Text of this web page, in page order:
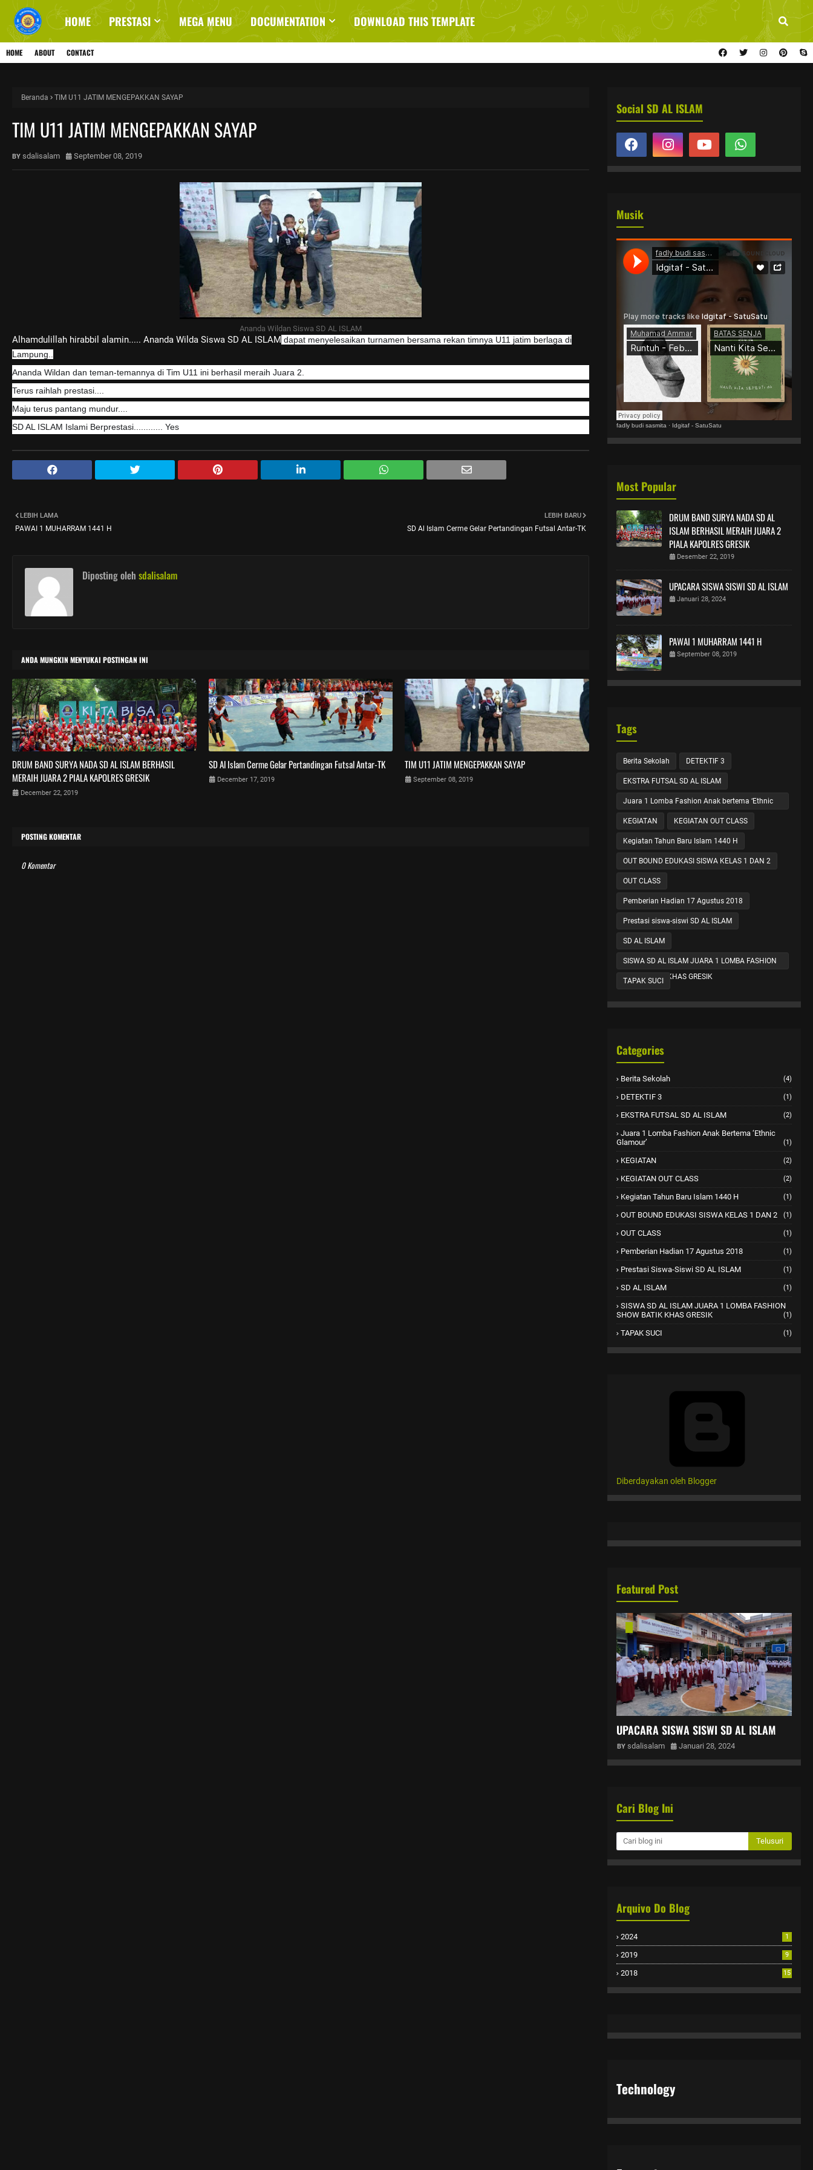
HOME PRESTASI MEGA MENU DOCUMENTATION DOWNLOAD THIS TEMPLATE
HOME ABOUT CONTACT
Beranda TIM U11 JATIM MENGEPAKKAN SAYAP
TIM U11 JATIM MENGEPAKKAN SAYAP
sdalisalam September 08, 2019
Ananda Wildan Siswa SD AL ISLAM
Alhamdulillah hirabbil alamin..... Ananda Wilda Siswa SD AL ISLAM dapat menyelesaikan turnamen bersama rekan timnya U11 jatim berlaga di
Lampung..
Ananda Wildan dan teman-temannya di Tim U11 ini berhasil meraih Juara 2.
Terus raihlah prestasi....
Maju terus pantang mundur....
SD AL ISLAM Islami Berprestasi............ Yes
LEBIH BARU
SD Al Islam Cerme Gelar Pertandingan Futsal Antar-TK
LEBIH LAMA
PAWAI 1 MUHARRAM 1441 H
Diposting oleh sdalisalam
ANDA MUNGKIN MENYUKAI POSTINGAN INI
DRUM BAND SURYA NADA SD AL ISLAM BERHASIL
MERAIH JUARA 2 PIALA KAPOLRES GRESIK
December 22, 2019
SD Al Islam Cerme Gelar Pertandingan Futsal Antar-TK
December 17, 2019
TIM U11 JATIM MENGEPAKKAN SAYAP
September 08, 2019
POSTING KOMENTAR
0 Komentar
Social SD AL ISLAM
Musik
fadly budi sasmita · Idgitaf - SatuSatu
Most Popular
DRUM BAND SURYA NADA SD AL
ISLAM BERHASIL MERAIH JUARA 2
PIALA KAPOLRES GRESIK
Desember 22, 2019
UPACARA SISWA SISWI SD AL ISLAM
Januari 28, 2024
PAWAI 1 MUHARRAM 1441 H
September 08, 2019
Tags
Berita Sekolah DETEKTIF 3
EKSTRA FUTSAL SD AL ISLAM
Juara 1 Lomba Fashion Anak bertema ‘Ethnic
Glamour’
KEGIATAN KEGIATAN OUT CLASS
Kegiatan Tahun Baru Islam 1440 H
OUT BOUND EDUKASI SISWA KELAS 1 DAN 2
OUT CLASS
Pemberian Hadian 17 Agustus 2018
Prestasi siswa-siswi SD AL ISLAM
SD AL ISLAM
SISWA SD AL ISLAM JUARA 1 LOMBA FASHION
SHOW BATIK KHAS GRESIK
TAPAK SUCI
Categories
Berita Sekolah (4)
DETEKTIF 3 (1)
EKSTRA FUTSAL SD AL ISLAM (2)
Juara 1 Lomba Fashion Anak Bertema ‘Ethnic
Glamour’
(1)
KEGIATAN (2)
KEGIATAN OUT CLASS (2)
Kegiatan Tahun Baru Islam 1440 H (1)
OUT BOUND EDUKASI SISWA KELAS 1 DAN 2 (1)
OUT CLASS (1)
Pemberian Hadian 17 Agustus 2018 (1)
Prestasi Siswa-Siswi SD AL ISLAM (1)
SD AL ISLAM (1)
SISWA SD AL ISLAM JUARA 1 LOMBA FASHION
SHOW BATIK KHAS GRESIK
(1)
TAPAK SUCI (1)
Diberdayakan oleh Blogger
Featured Post
UPACARA SISWA SISWI SD AL ISLAM
sdalisalam Januari 28, 2024
Cari Blog Ini
Arquivo Do Blog
2024 1
2019 9
2018 15
Technology